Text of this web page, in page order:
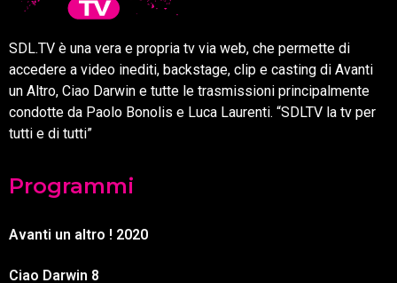
SDL.TV è una vera e propria tv via web, che permette di
accedere a video inediti, backstage, clip e casting di Avanti
un Altro, Ciao Darwin e tutte le trasmissioni principalmente
condotte da Paolo Bonolis e Luca Laurenti. “SDLTV la tv per
tutti e di tutti”
Programmi
Avanti un altro ! 2020
Ciao Darwin 8